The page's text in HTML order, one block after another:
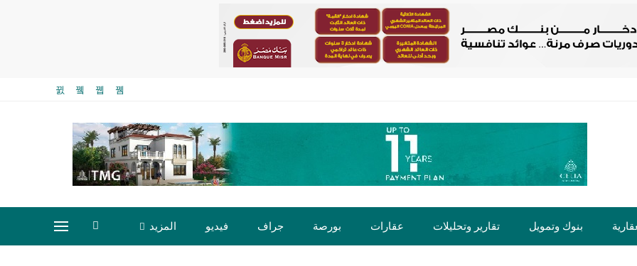
بنوك وتمويل تقارير وتحليلات عقارات بورصة جراف فيديو المزيد